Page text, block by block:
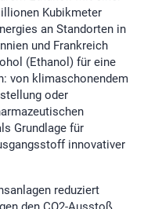
Kubikmeter
an Standorten in
und Frankreich
(Ethanol) für eine
von klimaschonendem
oder
Grundlage für
innovativer
reduziert